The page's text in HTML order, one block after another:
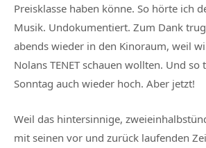
Preisklasse haben könne. So hörte ich
Musik. Undokumentiert. Zum Dank
abends wieder in den Kinoraum, weil
Nolans TENET schauen wollten. Und so
Sonntag auch wieder hoch. Aber jetzt!
Weil das hintersinnige,
mit seinen vor und zurück laufenden